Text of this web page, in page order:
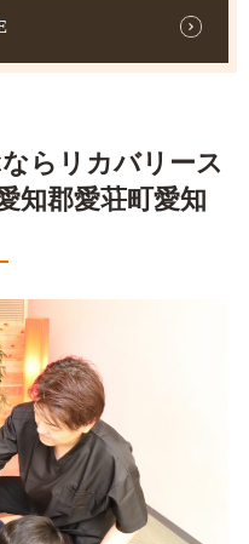
らリカバリース
知郡愛荘町愛知